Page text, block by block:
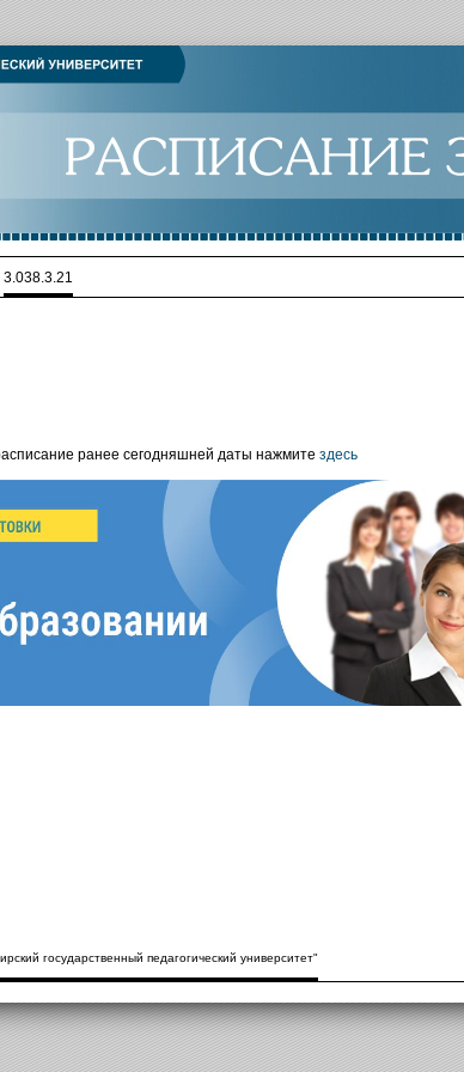
3.038.3.21
ранее сегодняшней даты нажмите здесь
государственный педагогический университет"